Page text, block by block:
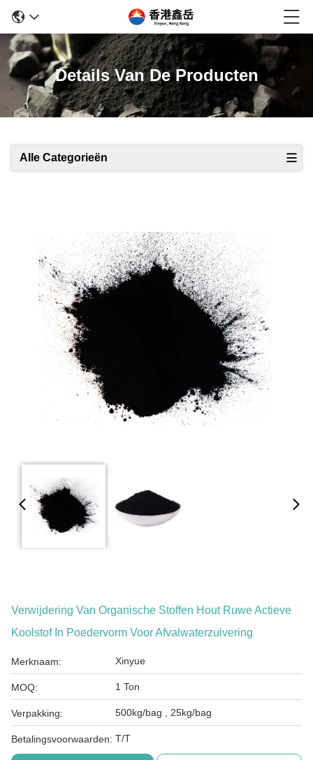
Details Van De Producten
Alle Categorieën
Verwijdering Van Organische Stoffen Hout Ruwe Actieve
Koolstof In Poedervorm Voor Afvalwaterzuivering
Merknaam: Xinyue
MOQ: 1 Ton
Verpakking: 500kg/bag , 25kg/bag
Betalingsvoorwaarden: T/T